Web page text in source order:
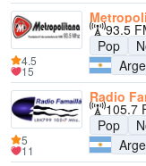
93.5
Pop
4.5
15
Radio
105.7
Pop
5
11